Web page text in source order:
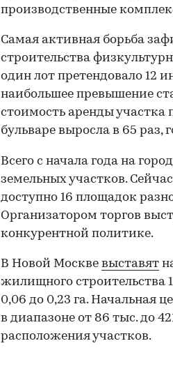
производственные
Самая активная борьба
строительства
один лот претендовало 12
наибольшее превышение
стоимость аренды участка
бульваре выросла в 65 раз,
Всего с начала года на
земельных участков.
доступно 16 площадок
Организатором торгов
конкурентной политике.
В Новой Москве выставят
жилищного строительства
0,06 до 0,23 га. Начальная
в диапазоне от 86 тыс. до
расположения участков.